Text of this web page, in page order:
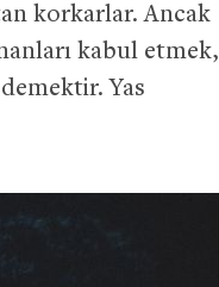
korkarlar. Ancak
kabul etmek,
Yas